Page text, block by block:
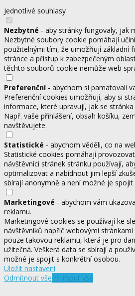
Jednotlivé souhlasy
Nezbytné - aby stránky fungovaly, jak
Nezbytné soubory cookie pomáhají
použitelnými tím, že umožňují základní
stránce a přístup k zabezpečeným
těchto souborů cookie nemůže web
Preferenční- abychom si pamatovali
Preferenční cookies umožňují, aby si
informace, které upravují, jak se
Např. vaše přihlášení, obsah košíku,
navštěvujete.
Statistické - abychom věděli, co na
Statistické cookies pomáhají
návštěvníci stránek stránku používají,
optimalizovat a nabídnout jim lepší
sbírají anonymně a není možné je
Marketingové - abychom vám
reklamu.
Marketingové cookies se používají ke
návštěvníků napříč webovými
pouze takovou reklamu, která je pro
užitečná. Veškerá data se sbírají a
možné je spojit s konkrétní osobou.
Uložit nastavení
Odmítnout všePřijmout vše